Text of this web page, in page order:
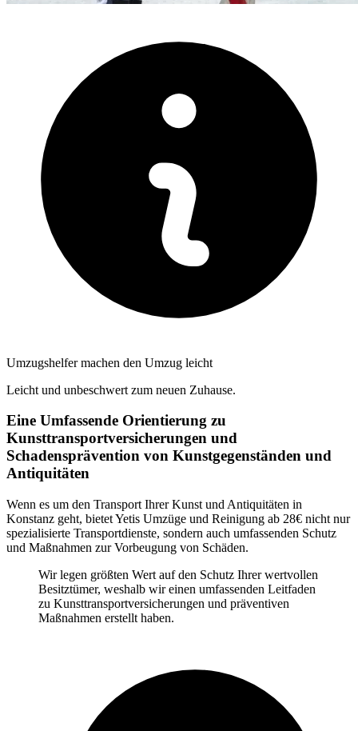
Umzugshelfer machen den Umzug leicht
Leicht und unbeschwert zum neuen Zuhause.
Eine Umfassende Orientierung zu
Kunsttransportversicherungen und
Schadensprävention von Kunstgegenständen und
Antiquitäten
Wenn es um den Transport Ihrer Kunst und Antiquitäten in
Konstanz geht, bietet Yetis Umzüge und Reinigung ab 28€ nicht nur
spezialisierte Transportdienste, sondern auch umfassenden Schutz
und Maßnahmen zur Vorbeugung von Schäden.
Wir legen größten Wert auf den Schutz Ihrer wertvollen
Besitztümer, weshalb wir einen umfassenden Leitfaden
zu Kunsttransportversicherungen und präventiven
Maßnahmen erstellt haben.